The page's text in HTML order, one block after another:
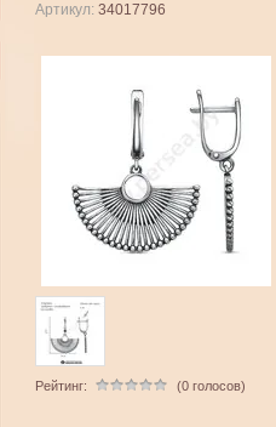
Артикул: 34017796
Рейтинг: (0 голосов)